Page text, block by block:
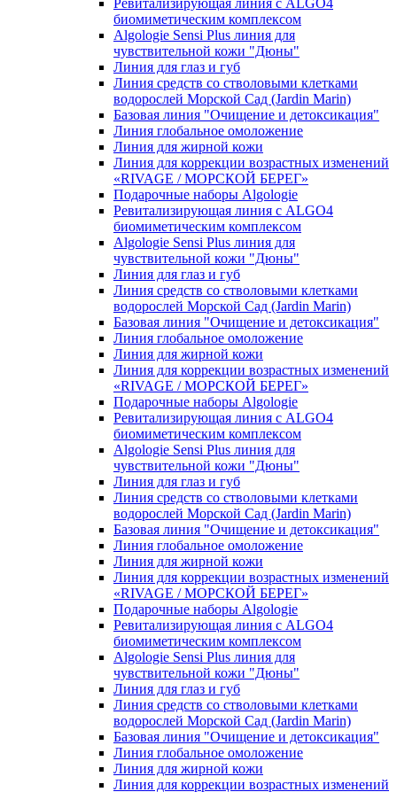
Ревитализирующая линия с ALGO4
биомиметическим комплексом
Algologie Sensi Plus линия для
чувcтвительной кожи "Дюны"
Линия для глаз и губ
Линия средств со стволовыми клетками
водорослей Морской Сад (Jardin Marin)
Базовая линия "Очищение и детоксикация"
Линия глобальное омоложение
Линия для жирной кожи
Линия для коррекции возрастных изменений
«RIVAGE / МОРСКОЙ БЕРЕГ»
Подарочные наборы Algologie
Ревитализирующая линия с ALGO4
биомиметическим комплексом
Algologie Sensi Plus линия для
чувcтвительной кожи "Дюны"
Линия для глаз и губ
Линия средств со стволовыми клетками
водорослей Морской Сад (Jardin Marin)
Базовая линия "Очищение и детоксикация"
Линия глобальное омоложение
Линия для жирной кожи
Линия для коррекции возрастных изменений
«RIVAGE / МОРСКОЙ БЕРЕГ»
Подарочные наборы Algologie
Ревитализирующая линия с ALGO4
биомиметическим комплексом
Algologie Sensi Plus линия для
чувcтвительной кожи "Дюны"
Линия для глаз и губ
Линия средств со стволовыми клетками
водорослей Морской Сад (Jardin Marin)
Базовая линия "Очищение и детоксикация"
Линия глобальное омоложение
Линия для жирной кожи
Линия для коррекции возрастных изменений
«RIVAGE / МОРСКОЙ БЕРЕГ»
Подарочные наборы Algologie
Ревитализирующая линия с ALGO4
биомиметическим комплексом
Algologie Sensi Plus линия для
чувcтвительной кожи "Дюны"
Линия для глаз и губ
Линия средств со стволовыми клетками
водорослей Морской Сад (Jardin Marin)
Базовая линия "Очищение и детоксикация"
Линия глобальное омоложение
Линия для жирной кожи
Линия для коррекции возрастных изменений